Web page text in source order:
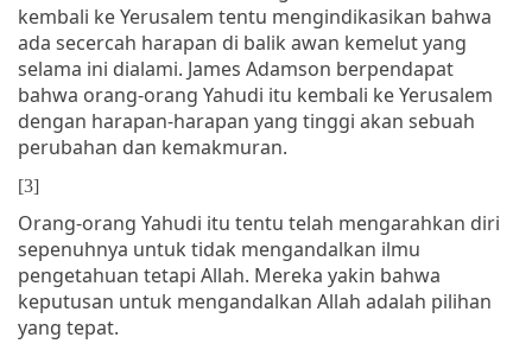
kembali ke Yerusalem tentu mengindikasikan bahwa
ada secercah harapan di balik awan kemelut yang
selama ini dialami. James Adamson berpendapat
bahwa orang-orang Yahudi itu kembali ke Yerusalem
dengan harapan-harapan yang tinggi akan sebuah
perubahan dan kemakmuran.
[3]
Orang-orang Yahudi itu tentu telah mengarahkan diri
sepenuhnya untuk tidak mengandalkan ilmu
pengetahuan tetapi Allah. Mereka yakin bahwa
keputusan untuk mengandalkan Allah adalah pilihan
yang tepat.